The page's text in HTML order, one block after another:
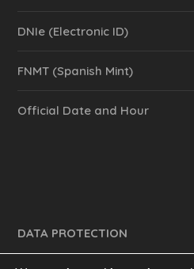
DNIe (Electronic ID)
FNMT (Spanish Mint)
Official Date and Hour
DATA PROTECTION